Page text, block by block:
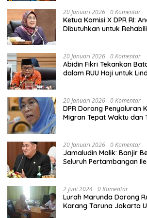
kebakaran hutan, dan
yang kita hadapi
Agustus, mungkin
kepada personel untuk
seluruh peralatan
tentunya kita semua,
dengan lebih baik,” tutur Sigit.
Sigit, personel harus
sumber air ketika
pencegahan dan
“Peraturan dari
saya kira sudah ada,
pembukaan kawasan
dilakukan
yang tentunya semua
20 Januari 2026 0 Komentar
Ketua Komisi X DPR RI:
Dibutuhkan untuk
20 Januari 2026 0 Komentar
Abidin Fikri Tekankan
dalam RUU Haji untuk
20 Januari 2026 0 Komentar
DPR Dorong Penyaluran
Migran Tepat Waktu dan
20 Januari 2026 0 Komentar
Jamaludin Malik: Banjir
Seluruh Pertambangan
2 Juni 2024 0 Komentar
Lurah Marunda Dorong
Karang Taruna Jakarta